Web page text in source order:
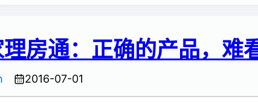
房通：正确的产品，难
2016-07-01